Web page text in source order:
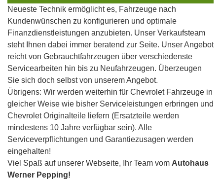
Neueste Technik ermöglicht es, Fahrzeuge nach
Kundenwünschen zu konfigurieren und optimale
Finanzdienstleistungen anzubieten. Unser Verkaufsteam
steht Ihnen dabei immer beratend zur Seite. Unser Angebot
reicht von Gebrauchtfahrzeugen über verschiedenste
Servicearbeiten hin bis zu Neufahrzeugen. Überzeugen
Sie sich doch selbst von unserem Angebot.
Übrigens: Wir werden weiterhin für Chevrolet Fahrzeuge in
gleicher Weise wie bisher Serviceleistungen erbringen und
Chevrolet Originalteile liefern (Ersatzteile werden
mindestens 10 Jahre verfügbar sein). Alle
Serviceverpflichtungen und Garantiezusagen werden
eingehalten!
Viel Spaß auf unserer Webseite, Ihr Team vom Autohaus
Werner Pepping!